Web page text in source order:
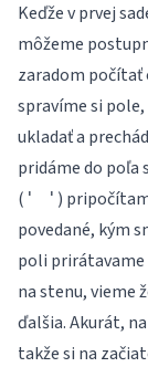
Keďže v prvej
môžeme
zaradom počítať
spravíme si
ukladať a
pridáme do poľa
( ' ' )
povedané, kým
poli prirátavame
na stenu, vieme
ďalšia. Akurát,
takže si na